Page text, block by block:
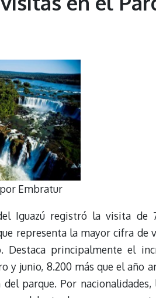
por Embratur
Iguazú registró la visita de
representa la mayor cifra
Destaca principalmente el
y junio, 8.200 más que el año
parque. Por